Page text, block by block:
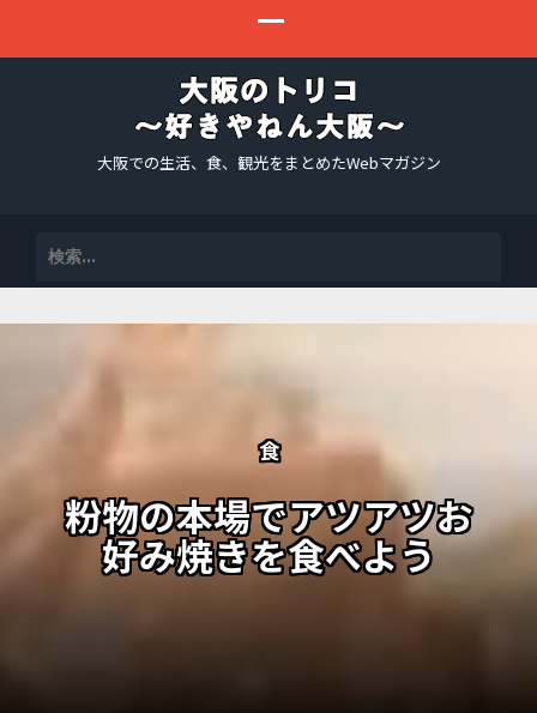
大阪での生活、食、観光をまとめたWebマガジン
検
食
粉物の本場でアツアツお
好み焼きを食べよう